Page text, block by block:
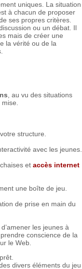
uniques. La situation
à chacun de proposer
ses propres critères.
ou un débat. Il
mais de créer une
la vérité ou de la
, au vu des situations
structure.
avec les jeunes.
et accès internet
une boîte de jeu.
de prise en main du
les jeunes à
conscience de la
le Web.
divers éléments du jeu